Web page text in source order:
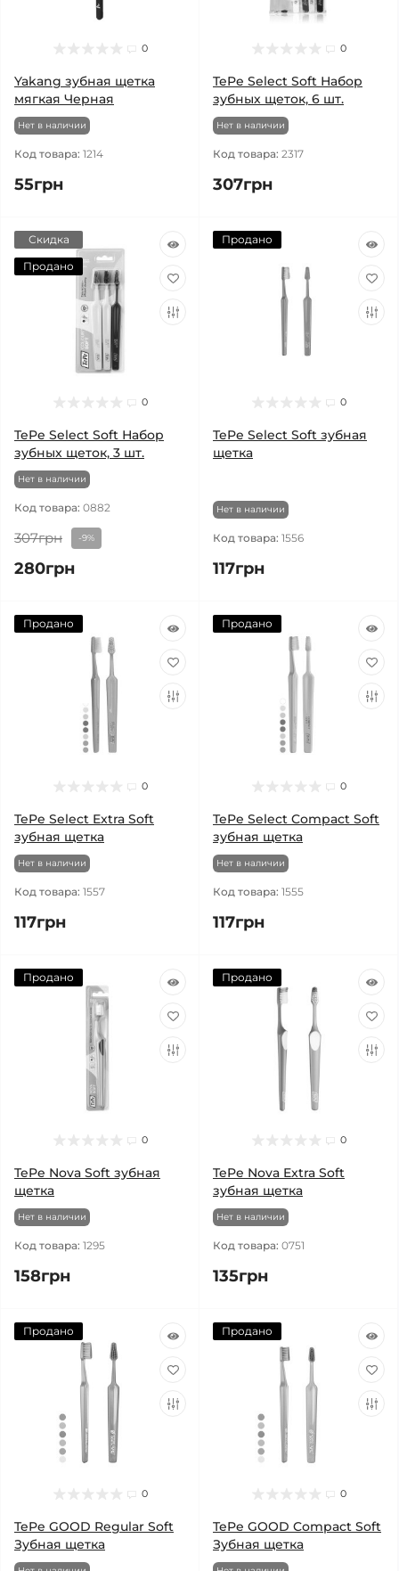
0
Yakang зубная щетка
мягкая Черная
Нет в наличии
Код товара: 1214
55грн
0
TePe Select Soft Набор
зубных щеток, 6 шт.
Нет в наличии
Код товара: 2317
307грн
Скидка
Продано
0
TePe Select Soft Набор
зубных щеток, 3 шт.
Нет в наличии
Код товара: 0882
307грн -9%
280грн
Продано
0
TePe Select Soft зубная
щетка
Нет в наличии
Код товара: 1556
117грн
Продано
0
TePe Select Extra Soft
зубная щетка
Нет в наличии
Код товара: 1557
117грн
Продано
0
TePe Select Compact Soft
зубная щетка
Нет в наличии
Код товара: 1555
117грн
Продано
0
TePe Nova Soft зубная
щетка
Нет в наличии
Код товара: 1295
158грн
Продано
0
TePe Nova Extra Soft
зубная щетка
Нет в наличии
Код товара: 0751
135грн
Продано
0
TePe GOOD Regular Soft
Зубная щетка
Продано
0
TePe GOOD Compact Soft
Зубная щетка